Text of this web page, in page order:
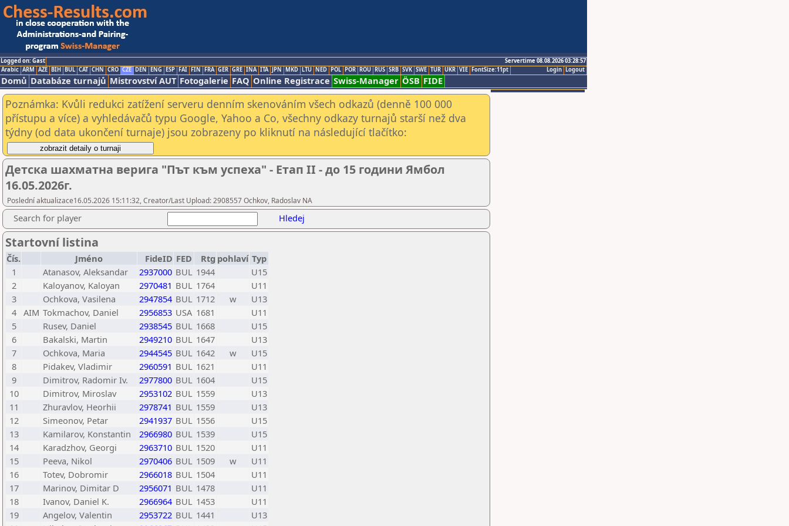
Logged on: Gast
Servertime 08.08.2026 03:28:57
Logout
Login
Arabic ARM AZE BIH BUL CAT CHN CRO CZE DEN ENG ESP FAI FIN FRA GER GRE INA ITA JPN MKD LTU NED POL POR ROU RUS SRB SVK SWE TUR UKR VIE FontSize:11pt
Domů Databáze turnajů Mistrovství AUT Fotogalerie FAQ Online Registrace Swiss-Manager ÖSB FIDE
Poznámka: Kvůli redukci zatížení serveru denním skenováním všech odkazů (denně 100 000
přístupu a více) a vyhledávačů typu Google, Yahoo a Co, všechny odkazy turnajů starší než dva
týdny (od data ukončení turnaje) jsou zobrazeny po kliknutí na následující tlačítko:
Детска шахматна верига "Път към успеха" - Етап II - до 15 години Ямбол
16.05.2026г.
Poslední aktualizace16.05.2026 15:11:32, Creator/Last Upload: 2908557 Ochkov, Radoslav NA
Search for player Hledej
Startovní listina
Čís. Jméno FideID FED Rtg pohlaví Typ
1
Atanasov, Aleksandar 2937000 BUL 1944
U15
2
Kaloyanov, Kaloyan 2970481 BUL 1764
U11
3
Ochkova, Vasilena 2947854 BUL 1712 w
U13
4
AIM Tokmachov, Daniel 2956853 USA 1681
U11
5
Rusev, Daniel 2938545 BUL 1668
U15
6
Bakalski, Martin 2949210 BUL 1647
U13
7
Ochkova, Maria 2944545 BUL 1642 w
U15
8
Pidakev, Vladimir 2960591 BUL 1621
U11
9
Dimitrov, Radomir Iv. 2977800 BUL 1604
U15
10
Dimitrov, Miroslav 2953102 BUL 1559
U13
11
Zhuravlov, Heorhii 2978741 BUL 1559
U13
12
Simeonov, Petar 2941937 BUL 1556
U15
13
Kamilarov, Konstantin 2966980 BUL 1539
U15
14
Karadzhov, Georgi 2963710 BUL 1520
U11
15
Peeva, Nikol 2970406 BUL 1509 w
U11
16
Totev, Dobromir 2966018 BUL 1504
U11
17
Marinov, Dimitar D 2956071 BUL 1478
U11
18
Ivanov, Daniel K. 2966964 BUL 1453
U11
19
Angelov, Valentin 2953722 BUL 1441
U13